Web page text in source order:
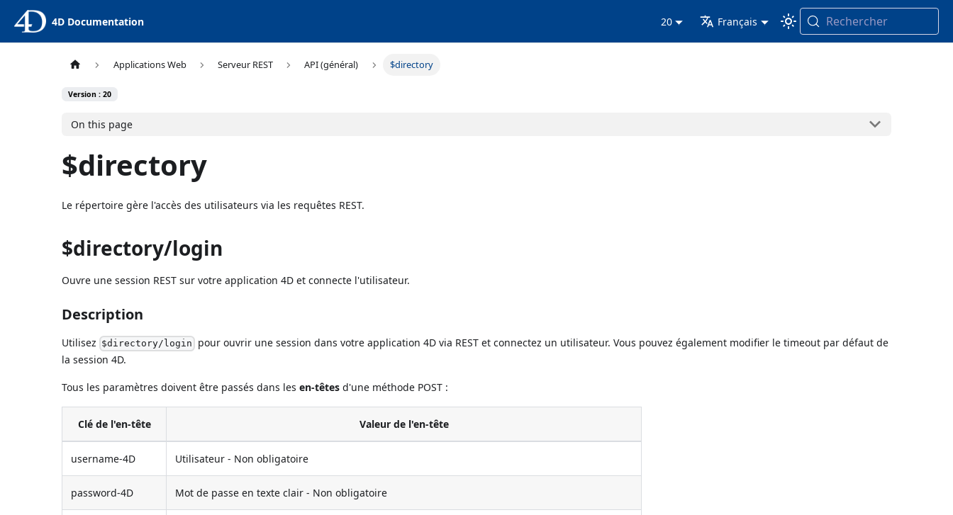
4D Documentation 20 Français Rechercher
Applications Web Serveur REST API (général) $directory
Version : 20
On this page
$directory
Le répertoire gère l'accès des utilisateurs via les requêtes REST.
$directory/login
Ouvre une session REST sur votre application 4D et connecte l'utilisateur.
Description
Utilisez $directory/login pour ouvrir une session dans votre application 4D via REST et connectez un utilisateur. Vous pouvez également modifier le timeout par défaut de
la session 4D.
Tous les paramètres doivent être passés dans lesen-têtes d'une méthode POST :
Clé de l'en-tête Valeur de l'en-tête
username-4D Utilisateur - Non obligatoire
password-4D Mot de passe en texte clair - Non obligatoire